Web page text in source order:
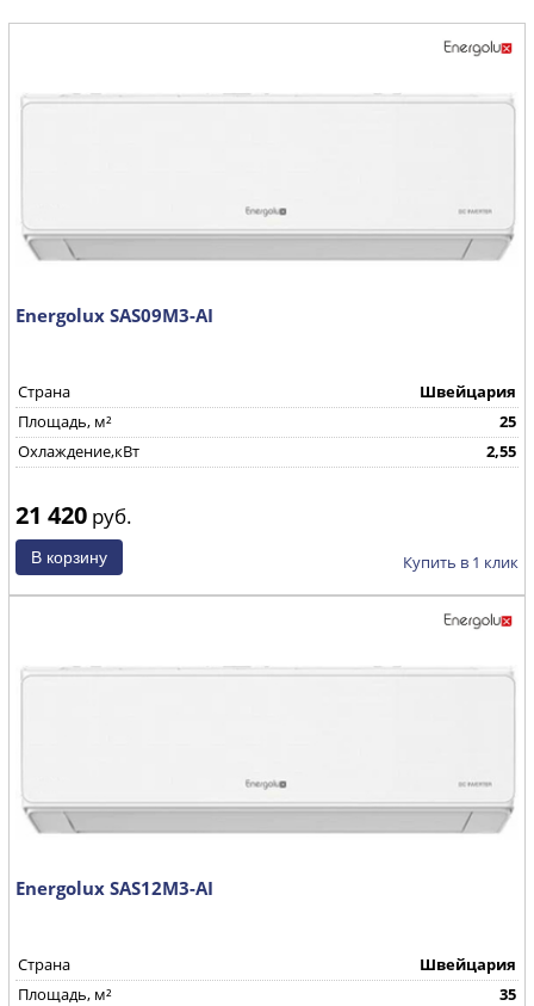
Energolux SAS09M3-AI
Страна
Швейцария
Площадь, м²
25
Охлаждение,кВт
2,55
21 420 руб.
Купить в 1 клик
Energolux SAS12M3-AI
Страна
Швейцария
Площадь, м²
35